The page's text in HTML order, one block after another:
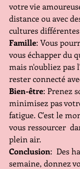
votre vie
distance ou avec
cultures
Famille: Vous
vous échapper du
mais n'oubliez pas
rester connecté
Bien-être: Prenez
minimisez pas
fatigue. C'est le
vous ressourcer
plein air.
Conclusion:  Des
semaine, donnez